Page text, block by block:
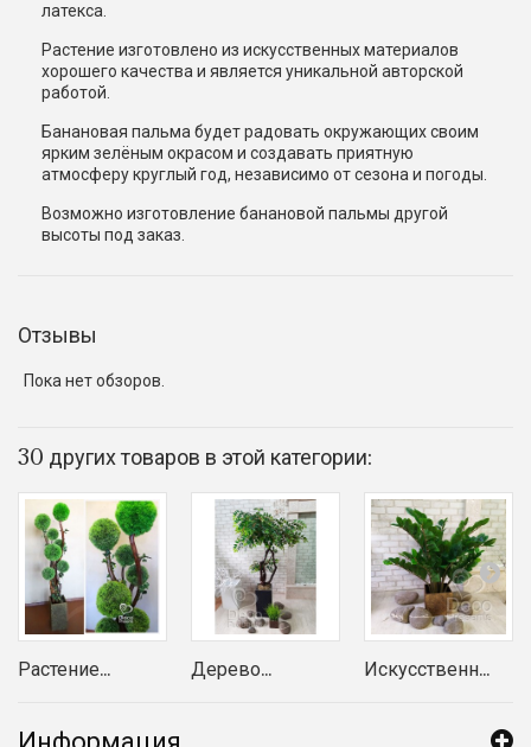
латекса.
Растение изготовлено из искусственных материалов
хорошего качества и является уникальной авторской
работой.
Банановая пальма будет радовать окружающих своим
ярким зелёным окрасом и создавать приятную
атмосферу круглый год, независимо от сезона и погоды.
Возможно изготовление банановой пальмы другой
высоты под заказ.
Отзывы
Пока нет обзоров.
30 других товаров в этой категории:
Растение... Дерево... Искусственн...
Информация